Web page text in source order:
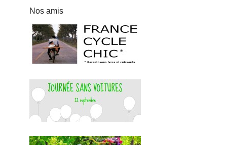
Nos amis